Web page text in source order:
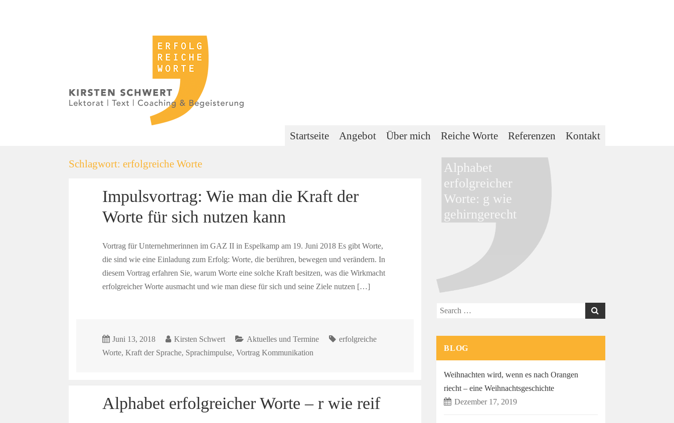
Startseite Angebot Über mich Reiche Worte Referenzen Kontakt
Schlagwort: erfolgreiche Worte
Impulsvortrag: Wie man die Kraft der
Worte für sich nutzen kann
Vortrag für Unternehmerinnen im GAZ II in Espelkamp am 19. Juni 2018 Es gibt Worte,
die sind wie eine Einladung zum Erfolg: Worte, die berühren, bewegen und verändern. In
diesem Vortrag erfahren Sie, warum Worte eine solche Kraft besitzen, was die Wirkmacht
erfolgreicher Worte ausmacht und wie man diese für sich und seine Ziele nutzen […]
Juni 13, 2018 Kirsten Schwert Aktuelles und Termine
erfolgreiche
Worte, Kraft der Sprache, Sprachimpulse, Vortrag Kommunikation
Alphabet erfolgreicher Worte – r wie reif
Alphabet
erfolgreicher
Worte: g wie
gehirngerecht
Search
BLOG
Weihnachten wird, wenn es nach Orangen
riecht – eine Weihnachtsgeschichte
Dezember 17, 2019